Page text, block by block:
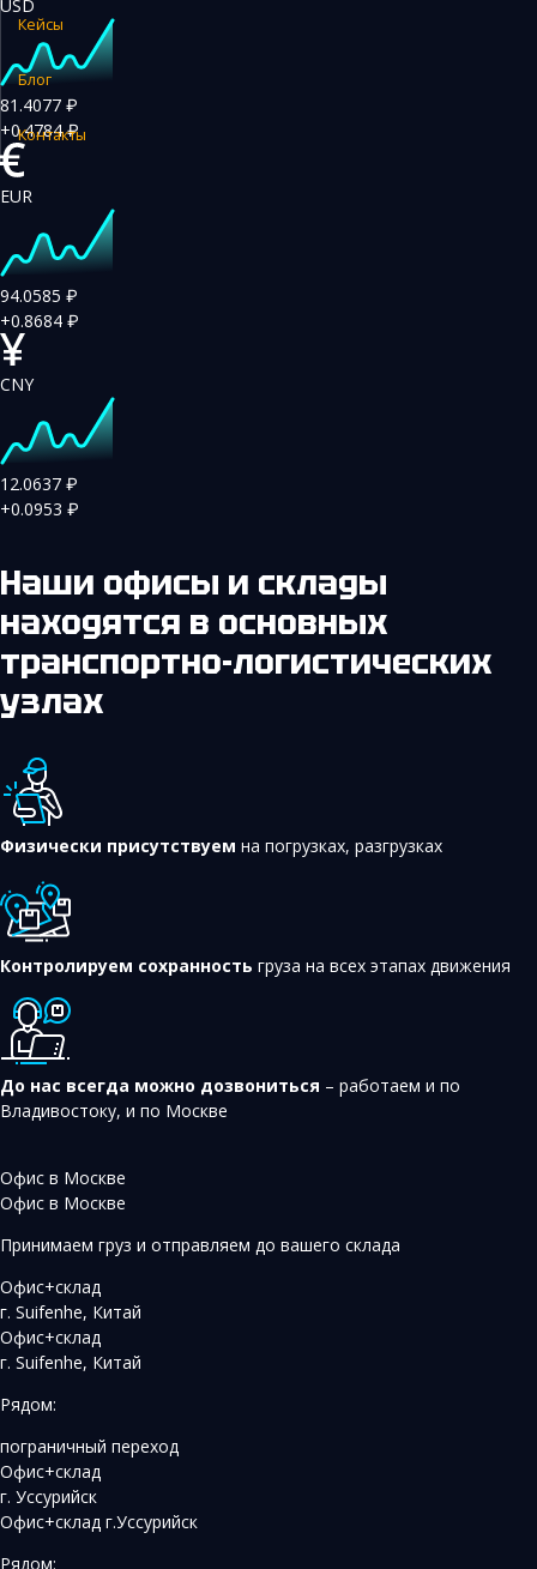
Кейсы
Блог
Контакты
Закупка и поставка товаров из Китая
Поиск поставщика в Китае
Таможенное оформление
USD
81.4077 ₽
+0.4784₽
EUR
94.0585 ₽
+0.8684 ₽
CNY
12.0637 ₽
+0.0953 ₽
Наши офисы и склады
находятся в основных
транспортно-логистических
узлах
Физически присутствуем на погрузках, разгрузках
Контролируем сохранность груза на всех этапах движения
До нас всегда можно дозвониться – работаем и по
Владивостоку, и по Москве
Офис в Москве
Офис в Москве
Принимаем груз и отправляем до вашего склада
Офис+склад
г. Suifenhe, Китай
Офис+склад
г. Suifenhe, Китай
Рядом:
пограничный переход
Офис+склад
г. Уссурийск
Офис+склад г.Уссурийск
Рядом: